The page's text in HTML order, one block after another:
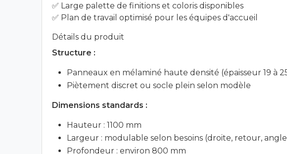
✅ Large palette de finitions et coloris disponibles
✅ Plan de travail optimisé pour les équipes d'accueil
Détails du produit
Structure :
Panneaux en mélaminé haute densité (épaisseur 19 à
Piètement discret ou socle plein selon modèle
Dimensions standards :
Hauteur : 1100 mm
Largeur : modulable selon besoins (droite, retour,
Profondeur : environ 800 mm